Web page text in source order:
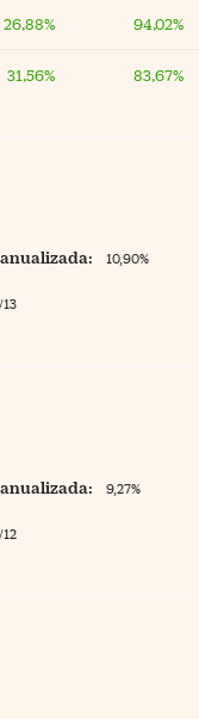
26,88% 94,02%
31,56% 83,67%
10,90%
13
9,27%
12